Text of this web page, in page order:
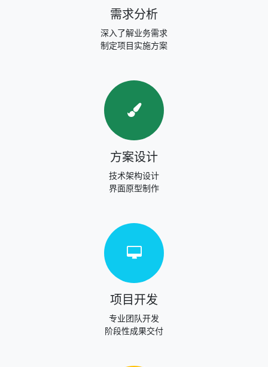
需求分析
深入了解业务需求
制定项目实施方案
方案设计
技术架构设计
界面原型制作
项目开发
专业团队开发
阶段性成果交付